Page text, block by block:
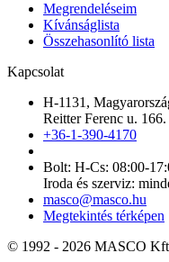
Megrendeléseim
Kívánságlista
Összehasonlító lista
Kapcsolat
H-1131,
Reitter Ferenc u. 166.
+36-1-390-4170
Bolt: H-Cs: 08:00-
Iroda és szerviz:
masco@masco.hu
Megtekintés térképen
© 1992 - 2026 MASCO